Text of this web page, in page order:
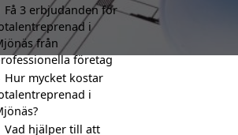
Få 3 erbjudanden för
i
från
företag
Hur mycket kostar
i
Vad hjälper till att